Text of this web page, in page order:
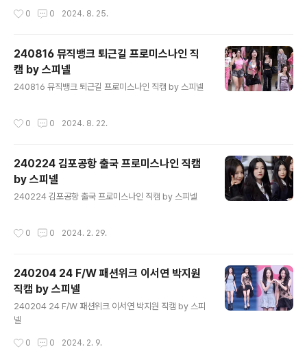
0 0 2024. 8. 25.
240816 뮤직뱅크 퇴근길 프로미스나인 직
캠 by 스피넬
240816 뮤직뱅크 퇴근길 프로미스나인 직캠 by 스피넬
0 0 2024. 8. 22.
240224 김포공항 출국 프로미스나인 직캠
by 스피넬
240224 김포공항 출국 프로미스나인 직캠 by 스피넬
0 0 2024. 2. 29.
240204 24 F/W 패션위크 이서연 박지원
직캠 by 스피넬
240204 24 F/W 패션위크 이서연 박지원 직캠 by 스피
넬
0 0 2024. 2. 9.